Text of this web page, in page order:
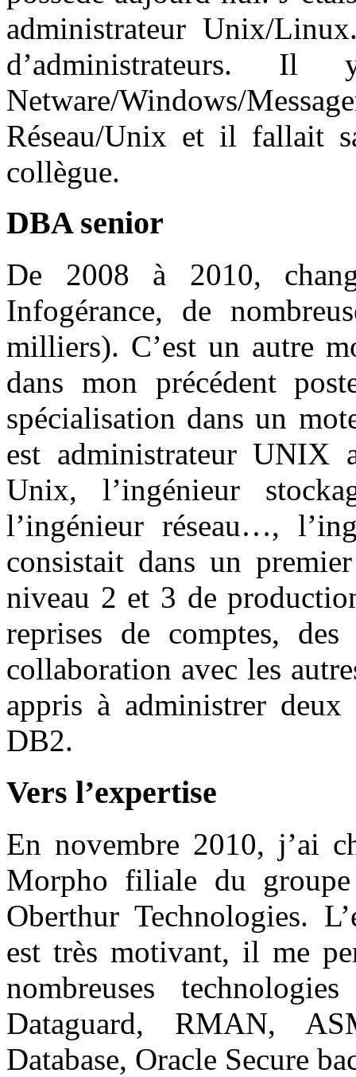
administrateur Unix/
d’administrateurs.
Netware/Windows/
Réseau/Unix et il fallait
collègue.
DBA senior
De 2008 à 2010,
Infogérance, de
milliers). C’est un autre
dans mon précédent
spécialisation dans un
est administrateur UNIX
Unix, l’ingénieur
l’ingénieur réseau…,
consistait dans un
niveau 2 et 3 de
reprises de comptes,
collaboration avec les
appris à administrer
DB2.
Vers l’expertise
En novembre 2010, j’ai
Morpho filiale du
Oberthur Technologies.
est très motivant, il me
nombreuses
Dataguard, RMAN,
Database, Oracle Secure